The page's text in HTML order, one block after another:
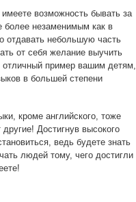
возможность бывать за
более незаменимым как в
отдавать небольшую часть
от себя желание выучить
отличный пример вашим детям,
в большей степени
кроме английского, тоже
Достигнув высокого
ведь будете знать
людей тому, чего достигли